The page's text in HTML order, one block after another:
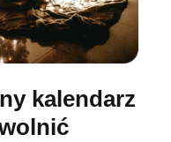
kalendarz